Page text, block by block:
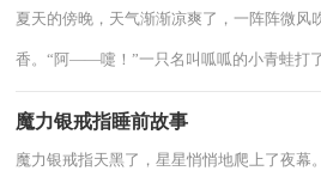
夏天的傍晚，天气渐渐凉爽了，一阵阵微风
香。“阿——嚏！”一只名叫呱呱的小青蛙打
魔力银戒指睡前故事
魔力银戒指天黑了，星星悄悄地爬上了夜幕